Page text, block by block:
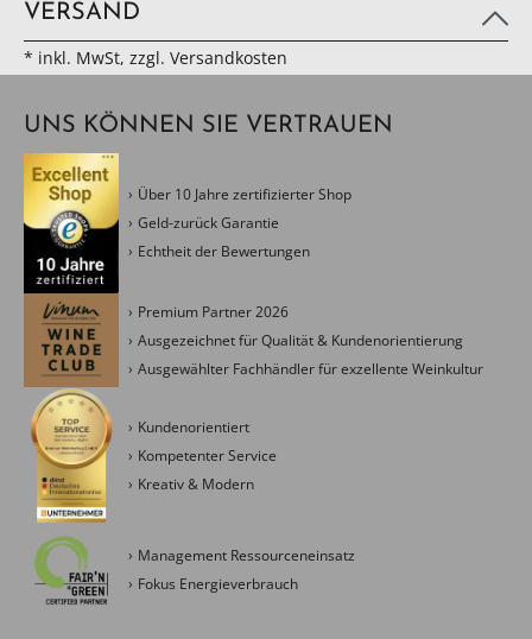
VERSAND
* inkl. MwSt, zzgl. Versandkosten
UNS KÖNNEN SIE VERTRAUEN
Über 10 Jahre zertifizierter Shop
Geld-zurück Garantie
Echtheit der Bewertungen
Premium Partner 2026
Ausgezeichnet für Qualität & Kundenorientierung
Ausgewählter Fachhändler für exzellente Weinkultur
Kundenorientiert
Kompetenter Service
Kreativ & Modern
Management Ressourceneinsatz
Fokus Energieverbrauch